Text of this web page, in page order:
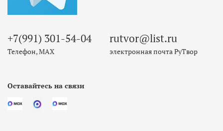
+7(991) 301-54-04
Телефон, МАХ
rutvor@list.ru
электронная почта РуТвор
Оставайтесь на связи